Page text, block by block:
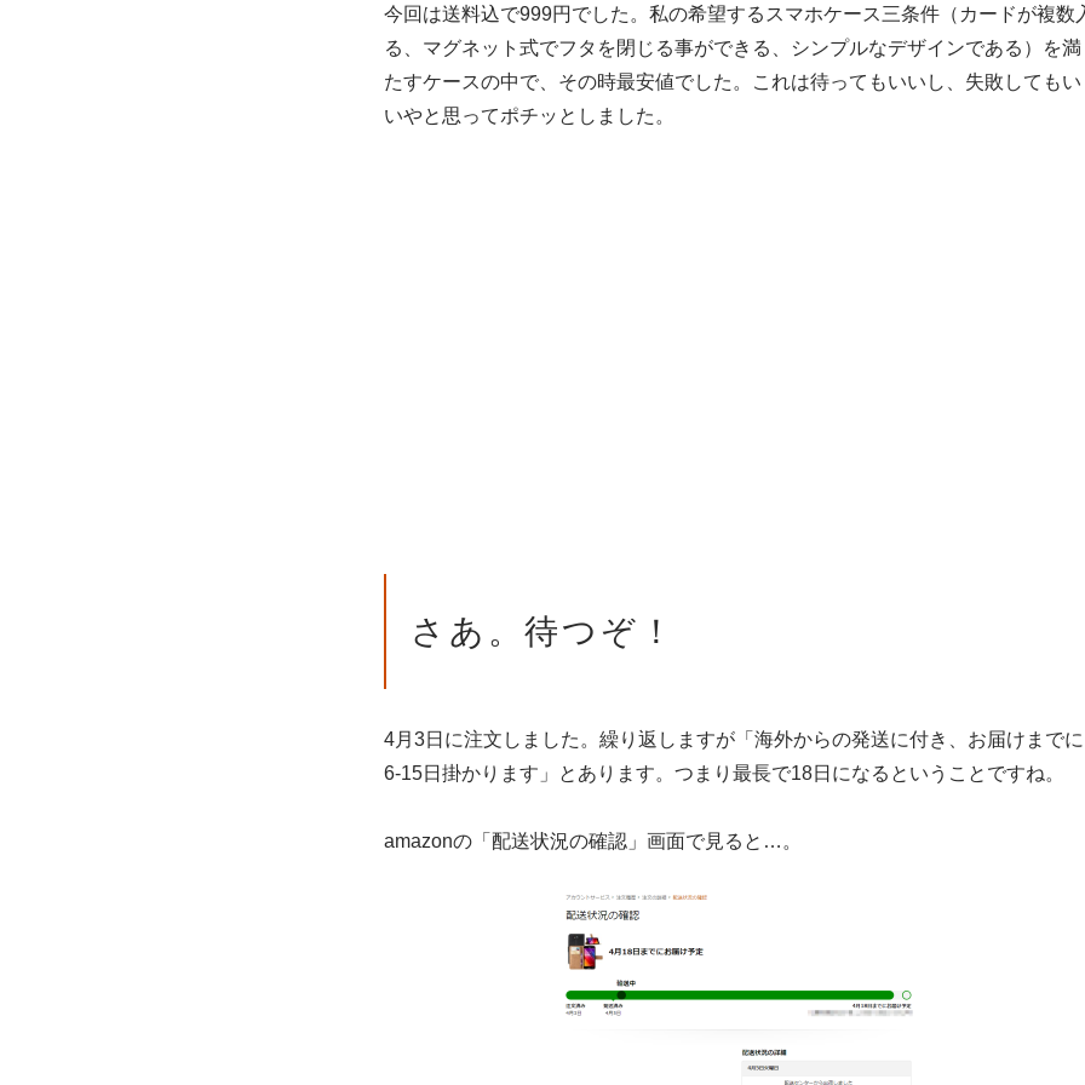
今回は送料込で999円でした。私の希望するスマホケース三条件（カードが複数
る、マグネット式でフタを閉じる事ができる、シンプルなデザインである）を満
たすケースの中で、その時最安値でした。これは待ってもいいし、失敗してもい
いやと思ってポチッとしました。
さあ。待つぞ！
4月3日に注文しました。繰り返しますが「海外からの発送に付き、お届けまでに
6-15日掛かります」とあります。つまり最長で18日になるということですね。
amazonの「配送状況の確認」画面で見ると…。